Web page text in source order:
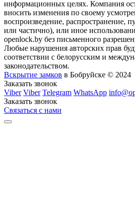
информационных целях. Компания
вносить изменения по своему
воспроизведение, распространение,
или частично), или иное
openlock.by без письменного
Любые нарушения авторских прав
соответствии с белорусским и
законодательством.
Вскрытие замков в Бобруйске © 2024
Заказать звонок
Viber Viber Telegram WhatsApp
Заказать звонок
Связаться с нами